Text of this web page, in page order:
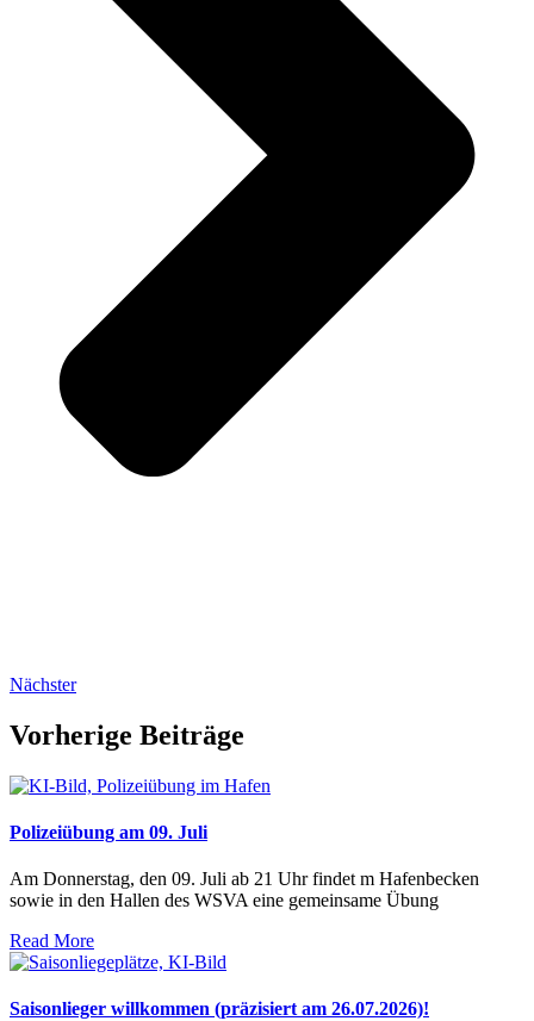
Nächster
Vorherige Beiträge
Polizeiübung am 09. Juli
Am Donnerstag, den 09. Juli ab 21 Uhr findet m Hafenbecken
sowie in den Hallen des WSVA eine gemeinsame Übung
Read More
Saisonlieger willkommen (präzisiert am 26.07.2026)!